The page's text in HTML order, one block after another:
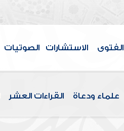
الفتوى الاستشارات الصوتيات
علماء ودعاة القراءات العشر